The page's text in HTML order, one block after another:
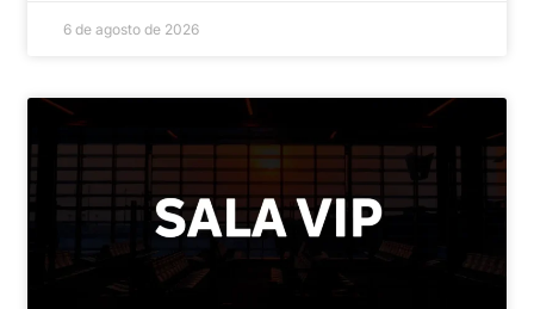
6 de agosto de 2026